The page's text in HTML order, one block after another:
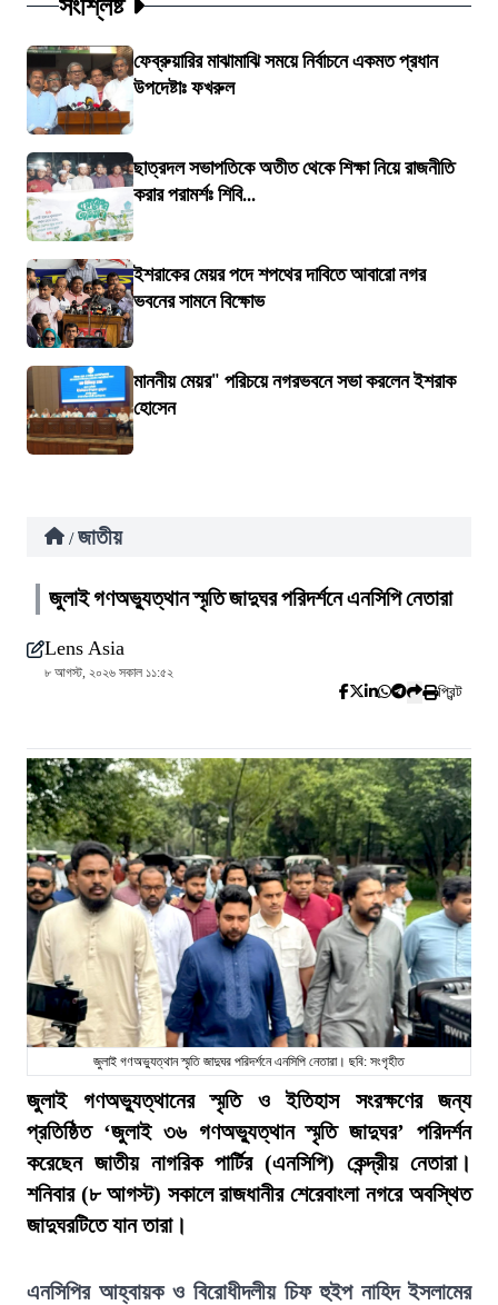
ফেব্রুয়ারির মাঝামাঝি সময়ে নির্বাচনে একমত প্রধান
উপদেষ্টাঃ ফখরুল
ছাত্রদল সভাপতিকে অতীত থেকে শিক্ষা নিয়ে রাজনীতি
করার পরামর্শঃ শিবি...
ইশরাকের মেয়র পদে শপথের দাবিতে আবারো নগর
ভবনের সামনে বিক্ষোভ
মাননীয় মেয়র" পরিচয়ে নগরভবনে সভা করলেন ইশরাক
হোসেন
/ জাতীয়
জুলাই গণঅভ্যুত্থান স্মৃতি জাদুঘর পরিদর্শনে এনসিপি নেতারা
Lens Asia
৮ আগস্ট, ২০২৬ সকাল ১১:৫২
প্রিন্ট
জুলাই গণঅভ্যুত্থান স্মৃতি জাদুঘর পরিদর্শনে এনসিপি নেতারা। ছবি: সংগৃহীত
জুলাই গণঅভ্যুত্থানের স্মৃতি ও ইতিহাস সংরক্ষণের জন্য
প্রতিষ্ঠিত ‘জুলাই ৩৬ গণঅভ্যুত্থান স্মৃতি জাদুঘর’ পরিদর্শন
করেছেন জাতীয় নাগরিক পার্টির (এনসিপি) কেন্দ্রীয় নেতারা।
শনিবার (৮ আগস্ট) সকালে রাজধানীর শেরেবাংলা নগরে অবস্থিত
জাদুঘরটিতে যান তারা।
এনসিপির আহ্বায়ক ও বিরোধীদলীয় চিফ হুইপ নাহিদ ইসলামের